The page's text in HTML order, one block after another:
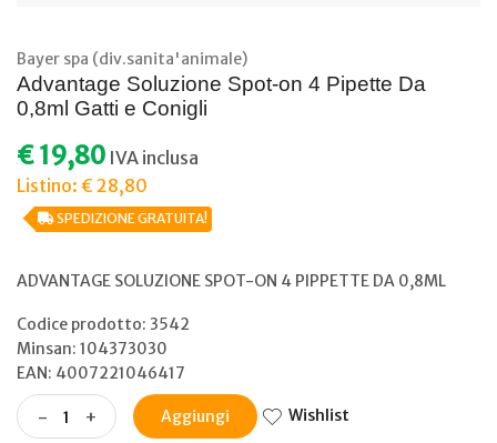
Bayer spa (div.sanita'animale)
Advantage Soluzione Spot-on 4 Pipette Da
0,8ml Gatti e Conigli
€ 19,80 IVA inclusa
Listino: € 28,80
SPEDIZIONE GRATUITA!
ADVANTAGE SOLUZIONE SPOT-ON 4 PIPPETTE DA 0,8ML
Codice prodotto: 3542
Minsan: 104373030
EAN: 4007221046417
- + Aggiungi Wishlist